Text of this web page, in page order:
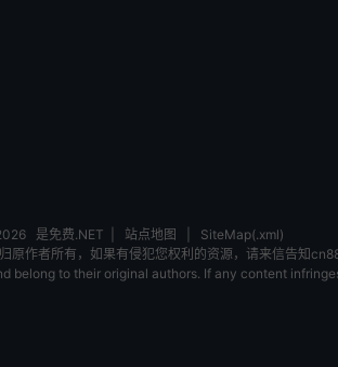
是免费.NET 站点地图
SiteMap(.xml)
作者所有，如果有侵犯您权利的资源，请来信告知
belong to their original authors. If any content